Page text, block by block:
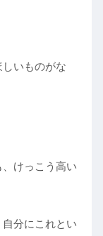
いものがな
けっこう高い
分にこれとい